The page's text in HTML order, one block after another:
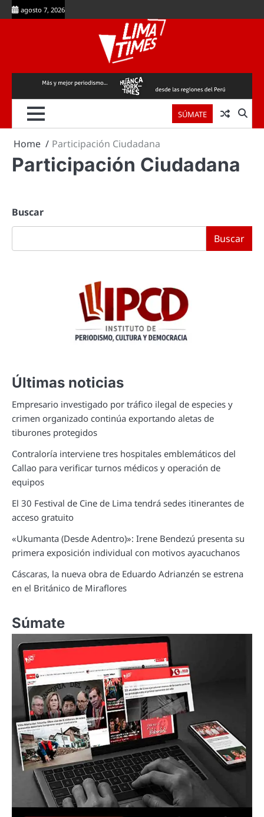
Skip
to
agosto 7, 2026
SÚMATE
Home Participación Ciudadana
Participación Ciudadana
Buscar
Buscar
Últimas noticias
Empresario investigado por tráfico ilegal de especies y
crimen organizado continúa exportando aletas de
tiburones protegidos
Contraloría interviene tres hospitales emblemáticos del
Callao para verificar turnos médicos y operación de
equipos
El 30 Festival de Cine de Lima tendrá sedes itinerantes de
acceso gratuito
«Ukumanta (Desde Adentro)»: Irene Bendezú presenta su
primera exposición individual con motivos ayacuchanos
Cáscaras, la nueva obra de Eduardo Adrianzén se estrena
en el Británico de Miraflores
Súmate